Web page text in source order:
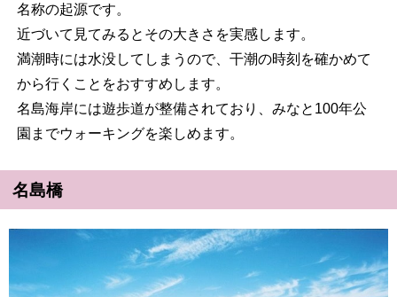
名称の起源です。
近づいて見てみるとその大きさを実感します。
満潮時には水没してしまうので、干潮の時刻を確かめて
から行くことをおすすめします。
名島海岸には遊歩道が整備されており、みなと100年公
園までウォーキングを楽しめます。
名島橋